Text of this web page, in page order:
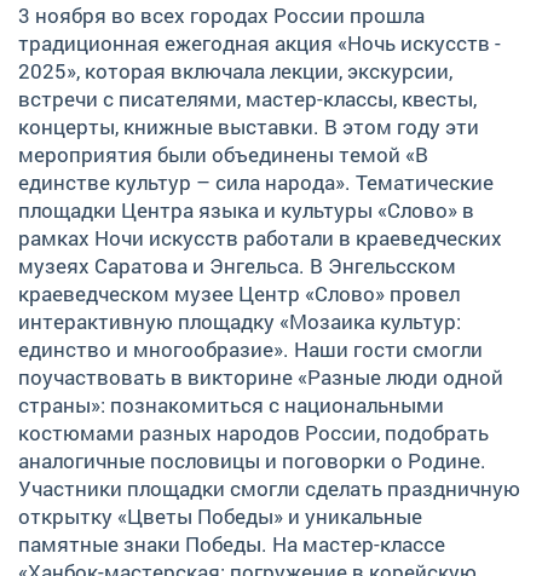
3 ноября во всех городах России прошла
традиционная ежегодная акция «Ночь искусств -
2025», которая включала лекции, экскурсии,
встречи с писателями, мастер-классы, квесты,
концерты, книжные выставки. В этом году эти
мероприятия были объединены темой «В
единстве культур – сила народа». Тематические
площадки Центра языка и культуры «Слово» в
рамках Ночи искусств работали в краеведческих
музеях Саратова и Энгельса. В Энгельсском
краеведческом музее Центр «Слово» провел
интерактивную площадку «Мозаика культур:
единство и многообразие». Наши гости смогли
поучаствовать в викторине «Разные люди одной
страны»: познакомиться с национальными
костюмами разных народов России, подобрать
аналогичные пословицы и поговорки о Родине.
Участники площадки смогли сделать праздничную
открытку «Цветы Победы» и уникальные
памятные знаки Победы. На мастер-классе